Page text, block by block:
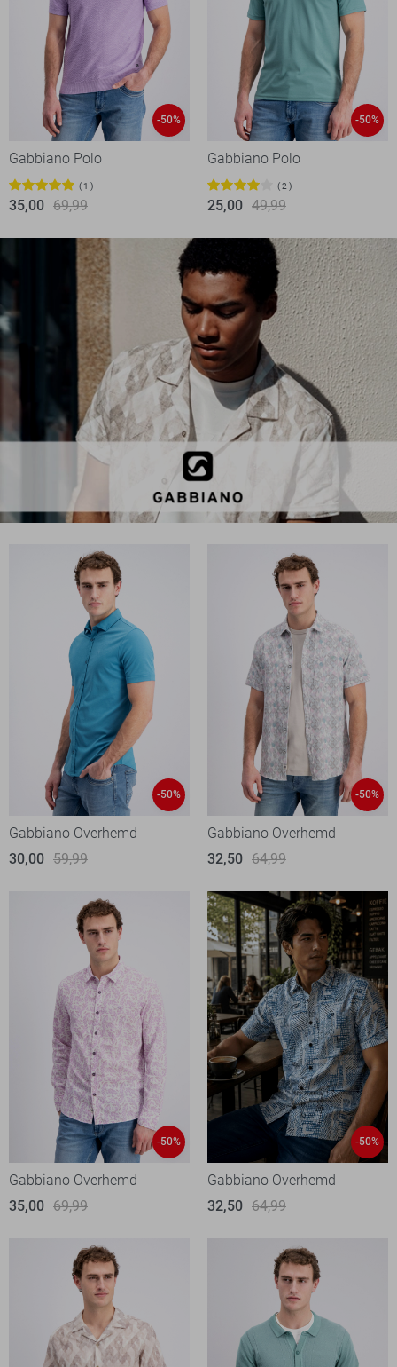
-50%
Gabbiano Polo
1
35,00 69,99
-50%
Gabbiano Polo
2
25,00 49,99
-50%
Gabbiano Overhemd
30,00 59,99
-50%
Gabbiano Overhemd
32,50 64,99
-50%
Gabbiano Overhemd
35,00 69,99
-50%
Gabbiano Overhemd
32,50 64,99